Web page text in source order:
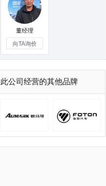
董经理
向TA询价
此公司经营的其他品牌
福田欧马可 福田祥菱